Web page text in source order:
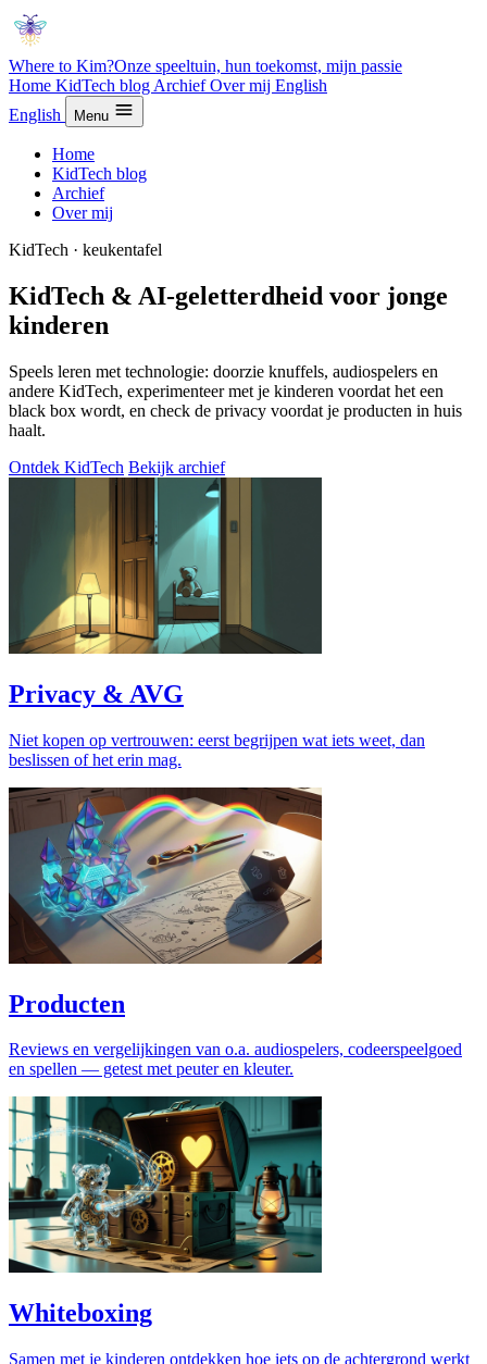
Where to Kim?Onze speeltuin, hun toekomst, mijn passie
Home KidTech blog ArchiefOver mij English
English
Menu
Home
KidTech blog
Archief
Over mij
KidTech · keukentafel
KidTech & AI-geletterdheid voor jonge
kinderen
Speels leren met technologie: doorzie knuffels, audiospelers en
andere KidTech, experimenteer met je kinderen voordat het een
black box wordt, en check de privacy voordat je producten in huis
haalt.
Ontdek KidTech Bekijk archief
Privacy & AVG
Niet kopen op vertrouwen: eerst begrijpen wat iets weet, dan
beslissen of het erin mag.
Producten
Reviews en vergelijkingen van o.a. audiospelers, codeerspeelgoed
en spellen — getest met peuter en kleuter.
Whiteboxing
Samen met je kinderen ontdekken hoe iets op de achtergrond werkt